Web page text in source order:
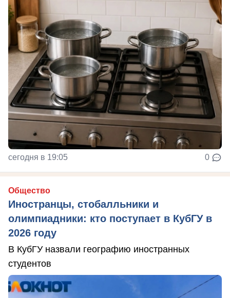
сегодня в 19:05 0
Общество
Иностранцы, стобалльники и
олимпиадники: кто поступает в КубГУ в
2026 году
В КубГУ назвали географию иностранных
студентов